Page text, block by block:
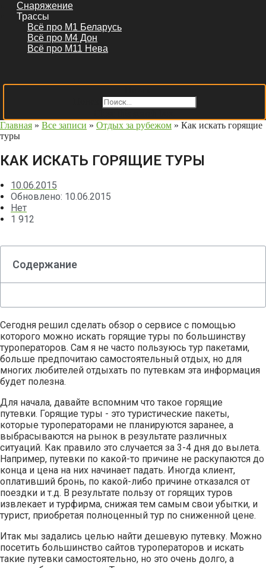
Снаряжение
Трассы
Всё про М1 Беларусь
Всё про М4 Дон
Всё про М11 Нева
Главная » Все записи » Отдых за рубежом » Как искать горящие
туры
КАК ИСКАТЬ ГОРЯЩИЕ ТУРЫ
10.06.2015
Обновлено: 10.06.2015
Нет
1 912
Содержание
Сегодня решил сделать обзор о сервисе с помощью
которого можно искать горящие туры по большинству
туроператоров. Сам я не часто пользуюсь тур пакетами,
больше предпочитаю самостоятельный отдых, но для
многих любителей отдыхать по путевкам эта информация
будет полезна.
Для начала, давайте вспомним что такое горящие
путевки. Горящие туры - это туристические пакеты,
которые туроператорами не планируются заранее, а
выбрасываются на рынок в результате различных
ситуаций. Как правило это случается за 3-4 дня до вылета.
Например, путевки по какой-то причине не раскупаются до
конца и цена на них начинает падать. Иногда клиент,
оплативший бронь, по какой-либо причине отказался от
поездки и т.д. В результате пользу от горящих туров
извлекает и турфирма, снижая тем самым свои убытки, и
турист, приобретая полноценный тур по сниженной цене.
Итак мы задались целью найти дешевую путевку. Можно
посетить большинство сайтов туроператоров и искать
такие путевки самостоятельно, но это очень долго, а